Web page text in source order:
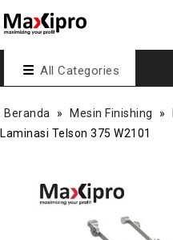
All Categories
Beranda » Mesin Finishing »
Laminasi Telson 375 W2101